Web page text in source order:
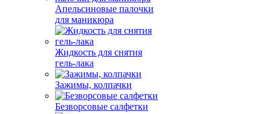
Апельсиновые палочки
для маникюра
Жидкость для снятия
гель-лака
Зажимы, колпачки
Безворсовые салфетки